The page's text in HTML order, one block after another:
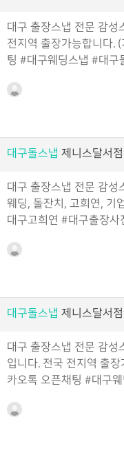
대구 출장스냅 전문 감성
전지역 출장가능합니다.
팅 #대구웨딩스냅 #대
대구돌스냅 제니스달서점
대구 출장스냅 전문 감성
웨딩, 돌잔치, 고희연, 기
대구고희연 #대구출장
대구돌스냅 제니스달서점
대구 출장스냅 전문 감성
입니다. 전국 전지역 출
카오톡 오픈채팅 #대구